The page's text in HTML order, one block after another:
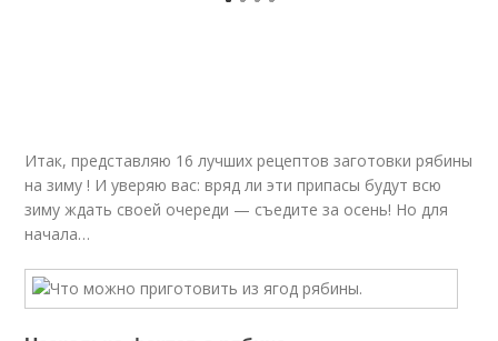
Итак, представляю 16 лучших рецептов заготовки рябины
на зиму ! И уверяю вас: вряд ли эти припасы будут всю
зиму ждать своей очереди — съедите за осень! Но для
начала…